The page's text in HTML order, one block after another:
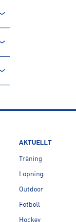
AKTUELLT
Träning
Löpning
Outdoor
Fotboll
Hockey